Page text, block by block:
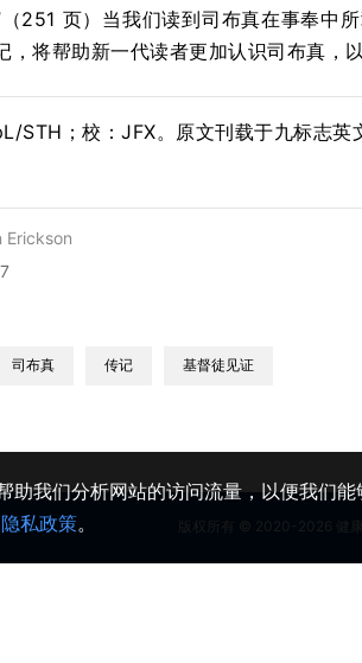
251 页）当我们读到司布真在事奉中
，将帮助新一代读者更加认识司布真，
STH；校： JFX。原文刊载于九标志英
Erickson
司布真 传记 基督徒见证
版权所有 © 2020-2026 健康
我们分析网站的访问流量，以便我们
隐私政策。